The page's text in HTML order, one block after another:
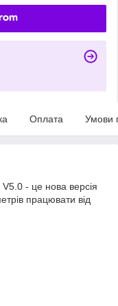
Оплата Умови
- це нова версія
працювати від